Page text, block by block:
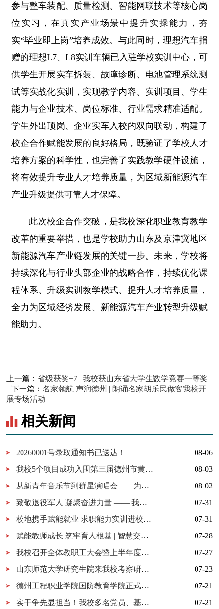
参与整车装配、质量检测、智能网联技术等核心岗
位实习，在真实产业场景中提升实操能力，夯
实“毕业即上岗”培养成效。与此同时，理想汽车捐
赠的理想L7、L8实训车辆已入驻学校实训中心，可
供学生开展实车拆装、故障诊断、电池管理系统测
试等实战化实训，实现教学内容、实训项目、学生
能力与企业技术、岗位标准、行业需求精准适配。
学生外出顶岗、企业实车入校的双向联动，构建了
校企合作赋能发展的良好格局，既验证了学校人才
培养方案的科学性，也完善了实践教学硬件设施，
将有效提升专业人才培养质量，为区域新能源汽车
产业升级提供可靠人才保障。
此次校企合作突破，是我校深化职业教育教学
改革的重要举措，也是学校助力山东及京津冀地区
新能源汽车产业链发展的关键一步。未来，学校将
持续深化与行业头部企业的战略合作，持续优化课
程体系、升级实训教学模式、提升人才培养质量，
全力为区域经济发展、新能源汽车产业转型升级赋
能助力。
上一篇：省级获奖+7 | 我校获山东省大学生数学竞赛一等奖
下一篇：名家领航 声润德州 | 朗诵名家胡乐民做客我校开
展专场活动
相关新闻
20260001号录取通知书已送达！
08-06
我校5个项目成功入围第三届德州市黄炎培职业教育创新创业大赛决赛
08-03
从新青年音乐节到群星演唱会——为什么又是德工？
08-02
致敬退役军人 凝聚奋进力量 —— 我校开展 “八一建军节” 拥军茶话会
07-31
校地携手赋能就业 求职能力实训进校园暨校地服务签约仪式在我校顺利举行
07-31
赋能教师成长 筑牢育人根基 | 智慧交通学院暑期教师培训全面启动
07-28
我校召开全体教职工大会暨上半年度工作总结大会
07-27
山东师范大学研究生院来我校考察研究生实习实践基地建设
07-23
德州工程职业学院国防教育学院正式成立！
07-21
实干争先显担当！我校多名党员、基层党组织获市级表彰！
07-21